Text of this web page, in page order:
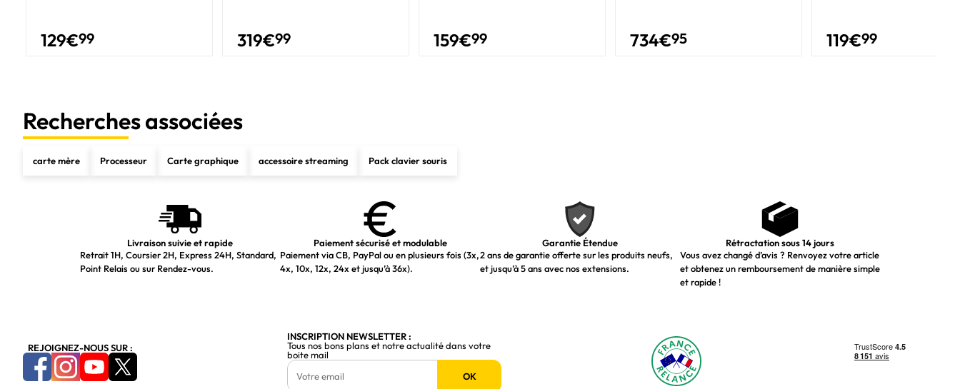
129€99 319€99 159€99 734€95 119€99
Recherches associées
carte mère Processeur Carte graphique accessoire streaming Pack clavier souris
Livraison suivie et rapide
Retrait 1H, Coursier 2H, Express 24H, Standard,
Point Relais ou sur Rendez-vous.
Paiement sécurisé et modulable
Paiement via CB, PayPal ou en plusieurs fois (3x,
4x, 10x, 12x, 24x et jusqu’à 36x).
Garantie Étendue
2 ans de garantie offerte sur les produits neufs,
et jusqu’à 5 ans avec nos extensions.
Rétractation sous 14 jours
Vous avez changé d’avis ? Renvoyez votre article
et obtenez un remboursement de manière simple
et rapide !
REJOIGNEZ-NOUS SUR :
INSCRIPTION NEWSLETTER :
Tous nos bons plans et notre actualité dans votre
boite mail
OK